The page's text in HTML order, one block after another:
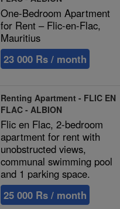
One-Bedroom Apartment
for Rent – Flic-en-Flac,
Mauritius
23 000 Rs / month
Renting Apartment - FLIC EN
FLAC - ALBION
Flic en Flac, 2-bedroom
apartment for rent with
unobstructed views,
communal swimming pool
and 1 parking space.
25 000 Rs / month